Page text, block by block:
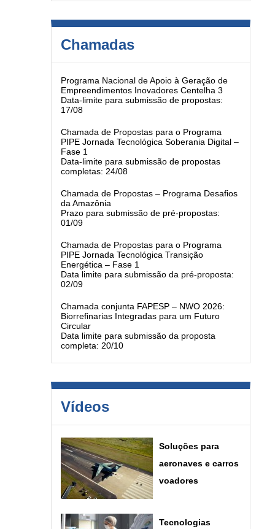
Chamadas
Programa Nacional de Apoio à Geração de
Empreendimentos Inovadores Centelha 3
Data-limite para submissão de propostas:
17/08
Chamada de Propostas para o Programa
PIPE Jornada Tecnológica Soberania Digital –
Fase 1
Data-limite para submissão de propostas
completas: 24/08
Chamada de Propostas – Programa Desafios
da Amazônia
Prazo para submissão de pré-propostas:
01/09
Chamada de Propostas para o Programa
PIPE Jornada Tecnológica Transição
Energética – Fase 1
Data limite para submissão da pré-proposta:
02/09
Chamada conjunta FAPESP – NWO 2026:
Biorrefinarias Integradas para um Futuro
Circular
Data limite para submissão da proposta
completa: 20/10
Vídeos
Soluções para
aeronaves e carros
voadores
Tecnologias